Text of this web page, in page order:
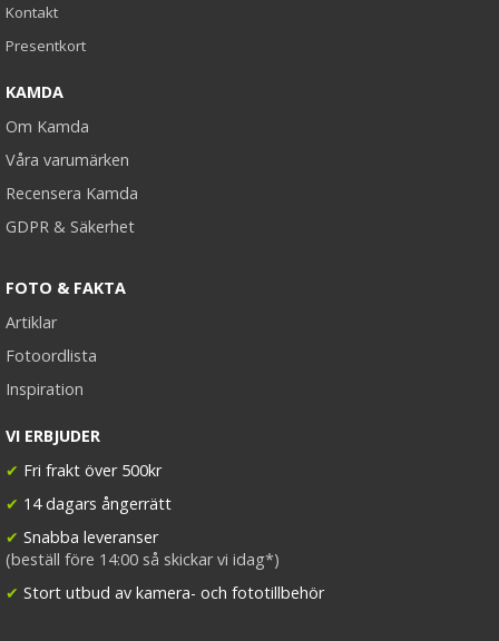
Kontakt
Presentkort
KAMDA
Om Kamda
Våra varumärken
Recensera Kamda
GDPR & Säkerhet
FOTO & FAKTA
Artiklar
Fotoordlista
Inspiration
VI ERBJUDER
✔ Fri frakt över 500kr
✔ 14 dagars ångerrätt
✔ Snabba leveranser
(beställ före 14:00 så skickar vi idag*)
✔ Stort utbud av kamera- och fototillbehör